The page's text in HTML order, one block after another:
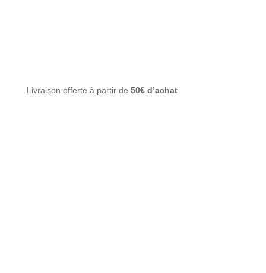
Livraison offerte à partir de 50€ d’achat